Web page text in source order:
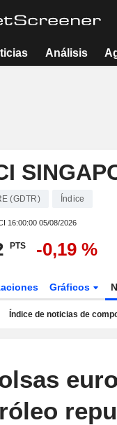
Análisis
(GDTR) Índice
16:00:00 05/08/2026
PTS -0,19 %
Gráficos
Índice de noticias de